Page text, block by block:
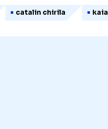
catalin chirila